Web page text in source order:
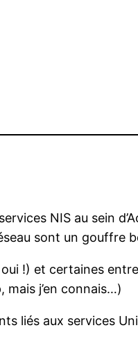
NIS au sein
sont un gouffre
!) et certaines
j’en connais…)
liés aux services